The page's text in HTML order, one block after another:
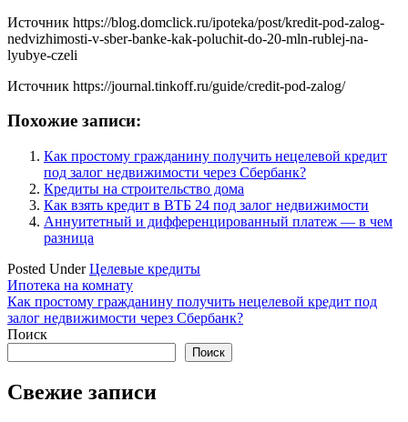
Источник https://blog.domclick.ru/ipoteka/post/kredit-pod-zalog-
nedvizhimosti-v-sber-banke-kak-poluchit-do-20-mln-rublej-na-
lyubye-czeli
Источник https://journal.tinkoff.ru/guide/credit-pod-zalog/
Похожие записи:
Как простому гражданину получить нецелевой кредит
под залог недвижимости через Сбербанк?
Кредиты на строительство дома
Как взять кредит в ВТБ 24 под залог недвижимости
Аннуитетный и дифференцированный платеж — в чем
разница
Posted UnderЦелевые кредиты
Навигация
по
записям
Ипотека на комнату
Как простому гражданину получить нецелевой кредит под
залог недвижимости через Сбербанк?
Поиск
Поиск
Свежие записи